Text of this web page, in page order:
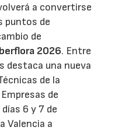
a convertirse
puntos de
de
2026. Entre
destaca una nueva
de la
de
días 6 y 7 de
Valencia a